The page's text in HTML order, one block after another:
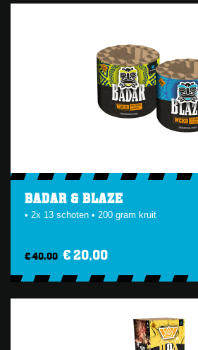
BADAR & BLAZE
• 2x 13 schoten • 200 gram kruit
€ 40,00 € 20,00